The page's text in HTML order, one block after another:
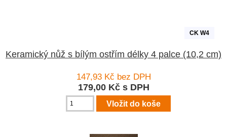
CK W4
Keramický nůž s bílým ostřím délky 4 palce (10,2 cm)
147,93 Kč bez DPH
179,00 Kč s DPH